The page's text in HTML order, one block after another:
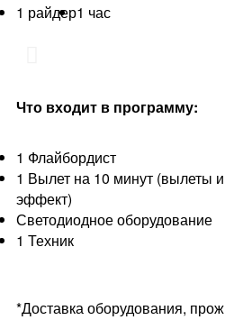
1 райдер1 час
Что входит в программу:
1 Флайбордист
1 Вылет на 10 минут (вылеты
эффект)
Светодиодное оборудование
1 Техник
*Доставка оборудования,